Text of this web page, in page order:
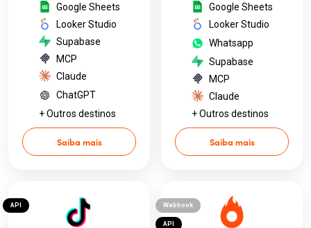
Google Sheets
Looker Studio
Supabase
MCP
Claude
ChatGPT
+ Outros destinos
Saiba mais
Google Sheets
Looker Studio
Whatsapp
Supabase
MCP
Claude
+ Outros destinos
Saiba mais
API Webhook
API